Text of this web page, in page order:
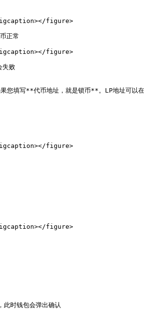
figure>
正常
figure>
失败
您填写**代币地址，就是锁币**。LP地址可以
figure>
figure>
此时钱包会弹出确认